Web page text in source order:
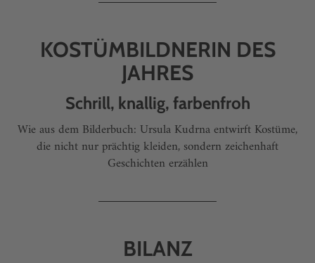
KOSTÜMBILDNERIN DES
JAHRES
Schrill, knallig, farbenfroh
Wie aus dem Bilderbuch: Ursula Kudrna entwirft Kostüme,
die nicht nur prächtig kleiden, sondern zeichenhaft
Geschichten erzählen
BILANZ